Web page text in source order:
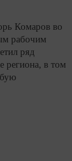
Комаров во
рабочим
ряд
региона, в том